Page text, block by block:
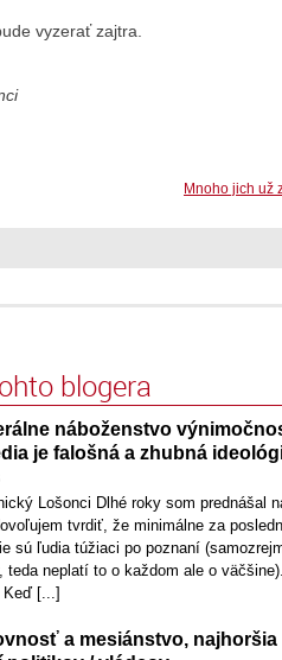
vyzerať zajtra.
Mnoho jich už
blogera
náboženstvo
je falošná a zhubná
Lošonci Dlhé roky som prednášal
tvrdiť, že minimálne za
sú ľudia túžiaci po poznaní
teda neplatí to o každom ale o
Keď [...]
a mesiánstvo,